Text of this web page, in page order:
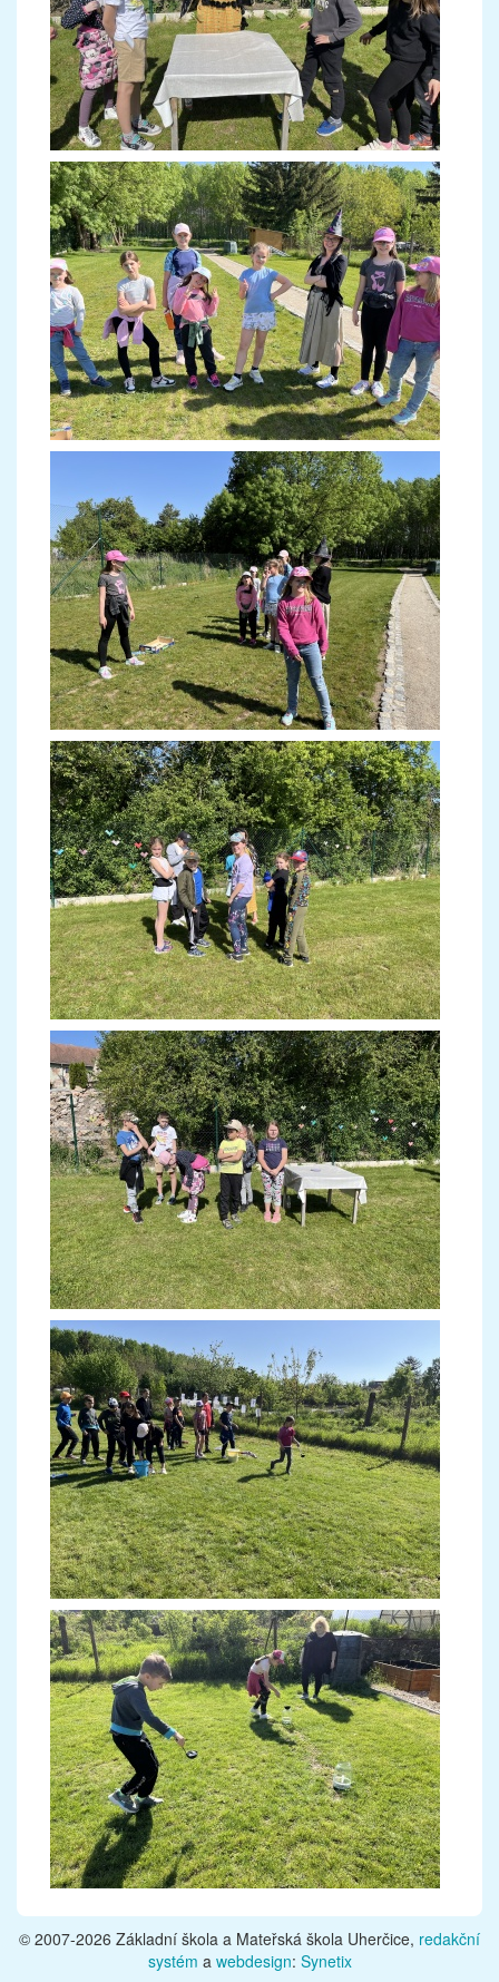
© 2007-2026 Základní škola a Mateřská škola Uherčice, redakční
systém a webdesign: Synetix